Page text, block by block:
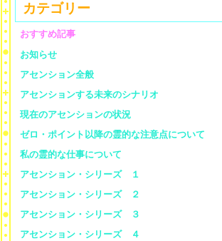
カテゴリー
おすすめ記事
お知らせ
アセンション全般
アセンションする未来のシナリオ
現在のアセンションの状況
ゼロ・ポイント以降の霊的な注意点について
私の霊的な仕事について
アセンション・シリーズ １
アセンション・シリーズ ２
アセンション・シリーズ ３
アセンション・シリーズ ４